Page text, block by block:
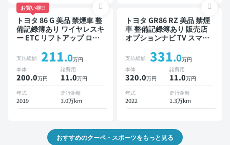
お買い得!!
トヨタ 86 G 美品 禁煙車 整
備記録簿あり ワイヤレスキ
ー ETC リフトアップ ロー
支払総額 211.0万円
本体
200.0万円
諸費用
11.0万円
年式
2019
走行距離
3.0万km
トヨタ GR86 RZ 美品 禁煙
車 整備記録簿あり 販売店
オプションナビ TV スマー
ー ドライブレコーダー
支払総額 331.0万円
本体
320.0万円
諸費用
11.0万円
年式
2022
走行距離
1.3万km
おすすめのクーペ・スポーツをもっと見る